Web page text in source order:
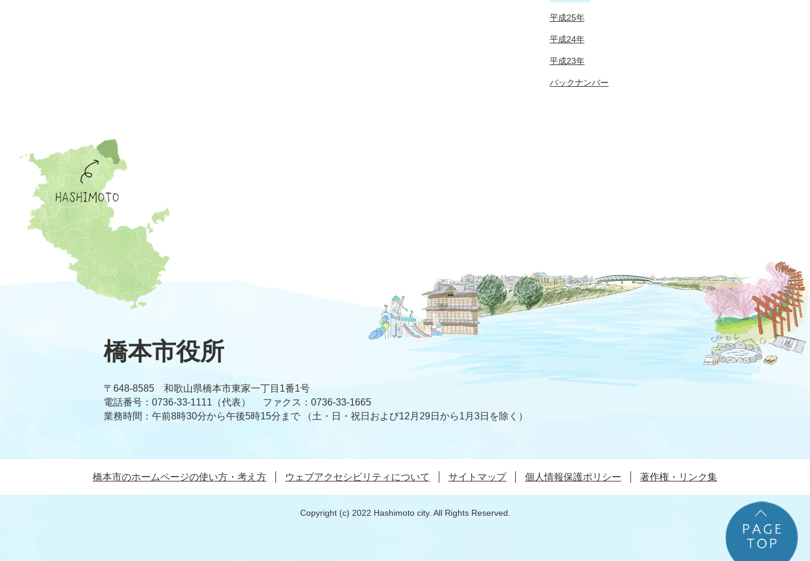
平成25年
平成24年
平成23年
バックナンバー
橋本市役所
〒648-8585 和歌山県橋本市東家一丁目1番1号
電話番号：0736-33-1111（代表）
ファクス：0736-33-1665
業務時間：午前8時30分から午後5時15分まで
（土・日・祝日および12月29日から1月3日を除く）
橋本市のホームページの使い方・考え方 ウェブアクセシビリティについて サイトマップ 個人情報保護ポリシー 著作権・リンク集
Copyright (c) 2022 Hashimoto city. All Rights Reserved.